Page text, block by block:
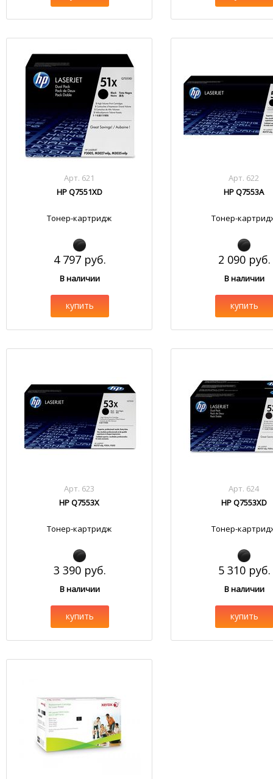
Арт. 621
HP Q7551XD
Тонер-картридж
4 797 руб.
В наличии
купить
Арт. 622
HP Q7553A
Тонер-
2 090 руб.
В наличии
купить
Арт. 623
HP Q7553X
Тонер-картридж
3 390 руб.
В наличии
купить
Арт. 624
HP Q7553XD
Тонер-
5 310 руб.
В наличии
купить